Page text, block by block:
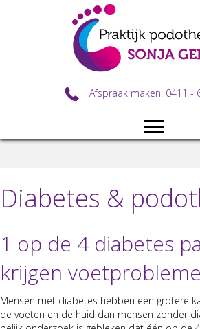
Afspraak maken: 0411 -
Diabetes &
1 op de 4 diabetes
krijgen
Mensen met dia­betes hebben een grotere
de voeten en de huid dan mensen zon­der